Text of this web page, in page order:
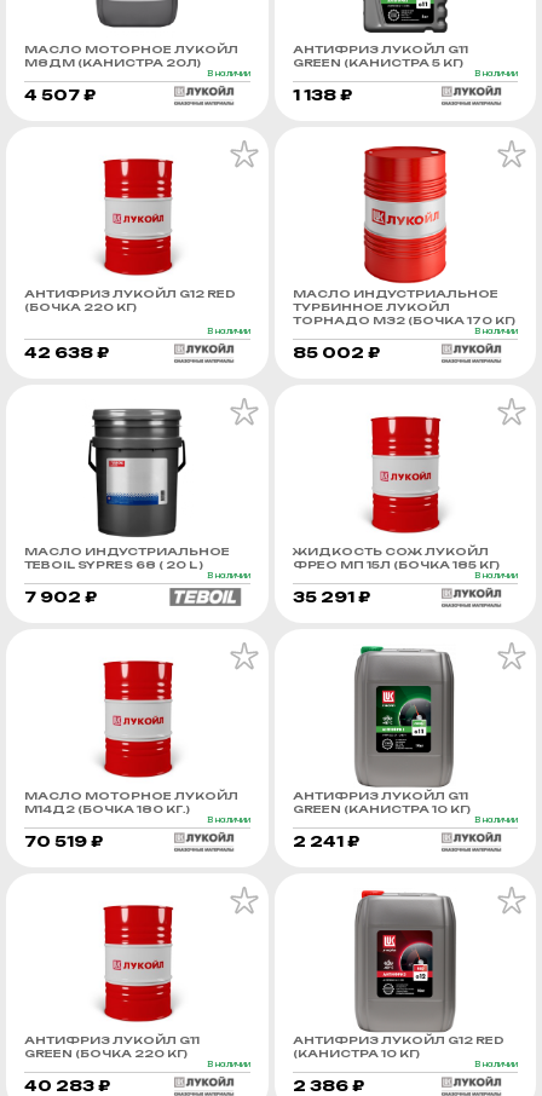
МАСЛО МОТОРНОЕ ЛУКОЙЛ
М8ДМ (КАНИСТРА 20Л)
В наличии
4 507 ₽
АНТИФРИЗ ЛУКОЙЛ G11
GREEN (КАНИСТРА 5 КГ)
В наличии
1 138 ₽
АНТИФРИЗ ЛУКОЙЛ G12 RED
(БОЧКА 220 КГ)
В наличии
42 638 ₽
МАСЛО ИНДУСТРИАЛЬНОЕ
ТУРБИННОЕ ЛУКОЙЛ
ТОРНАДО М32 (БОЧКА 170 КГ)
В наличии
85 002 ₽
МАСЛО ИНДУСТРИАЛЬНОЕ
TEBOIL SYPRES 68 ( 20 L )
В наличии
7 902 ₽
ЖИДКОСТЬ СОЖ ЛУКОЙЛ
ФРЕО МП 15Л (БОЧКА 185 КГ)
В наличии
35 291 ₽
МАСЛО МОТОРНОЕ ЛУКОЙЛ
М14Д2 (БОЧКА 180 КГ.)
В наличии
70 519 ₽
АНТИФРИЗ ЛУКОЙЛ G11
GREEN (КАНИСТРА 10 КГ)
В наличии
2 241 ₽
АНТИФРИЗ ЛУКОЙЛ G11
GREEN (БОЧКА 220 КГ)
В наличии
40 283 ₽
АНТИФРИЗ ЛУКОЙЛ G12 RED
(КАНИСТРА 10 КГ)
В наличии
2 386 ₽